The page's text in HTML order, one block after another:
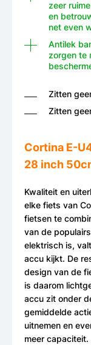
zeer
en
net even
Antilek
zorgen te
Zitten
Zitten
Cortina E-
28 inch
Kwaliteit en
elke fiets van
fietsen te
van de
elektrisch is,
accu kijkt. De
design van de
is daarom
accu zit onder
gemiddelde
uitnemen en
meer capaciteit.